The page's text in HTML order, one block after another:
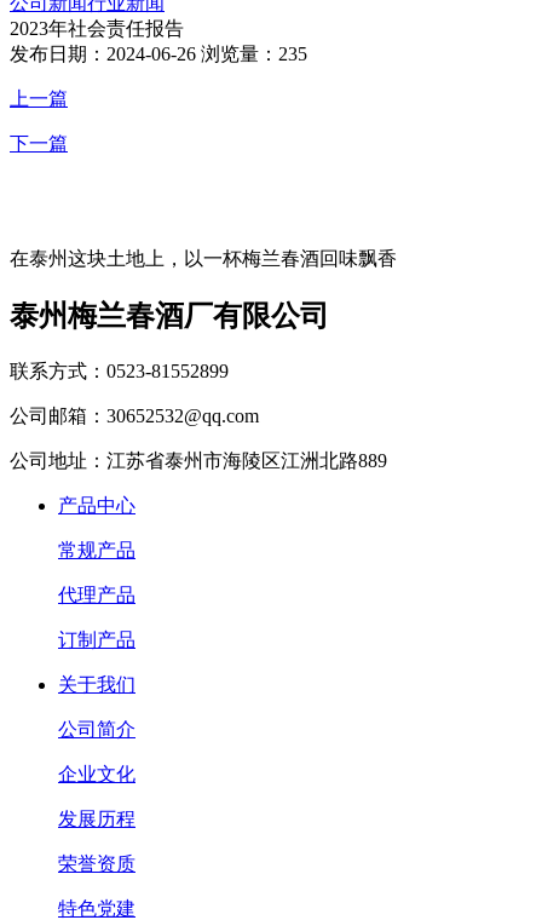
2023年社会责任报告
发布日期：2024-06-26 浏览量：235
上一篇
下一篇
在泰州这块土地上，以一杯梅兰春酒回味飘香
泰州梅兰春酒厂有限公司
联系方式：0523-81552899
公司邮箱：30652532@qq.com
公司地址：江苏省泰州市海陵区江洲北路889
产品中心
常规产品
代理产品
订制产品
关于我们
公司简介
企业文化
发展历程
荣誉资质
特色党建